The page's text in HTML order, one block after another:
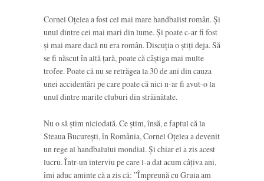
Cornel Oțelea a fost cel mai mare handbalist român. Și
unul dintre cei mai mari din lume. Și poate c-ar fi fost
și mai mare dacă nu era român. Discuția o știți deja. Să
se fi născut în altă țară, poate că câștiga mai multe
trofee. Poate că nu se retrăgea la 30 de ani din cauza
unei accidentări pe care poate că nici n-ar fi avut-o la
unul dintre marile cluburi din străinătate.
Nu o să știm niciodată. Ce știm, însă, e faptul că la
Steaua București, în România, Cornel Oțelea a devenit
un rege al handbalului mondial. Și chiar el a zis acest
lucru. Într-un interviu pe care l-a dat acum câțiva ani,
îmi aduc aminte că a zis că: ”Împreună cu Gruia am